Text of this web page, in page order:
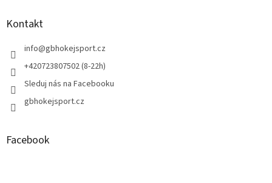
Kontakt
info@gbhokejsport.cz
+420723807502 (8-22h)
Sleduj nás na Facebooku
gbhokejsport.cz
Facebook